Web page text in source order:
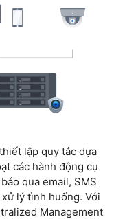
lập quy tắc dựa
các hành động cụ
qua email, SMS
lý tình huống. Với
Management